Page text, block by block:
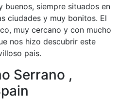
buenos, siempre situados en
ciudades y muy bonitos. El
muy cercano y con mucho
nos hizo descubrir este
pais.
Serrano ,